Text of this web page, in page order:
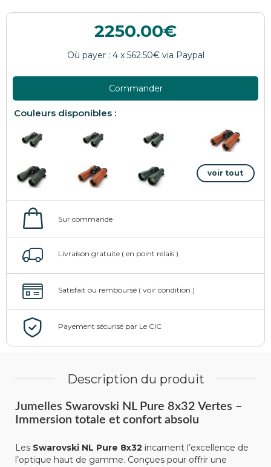
2250.00
Commander
Description du produit
Jumelles Swarovski NL Pure 8x32 Vertes –
Immersion totale et confort absolu
Les Swarovski NL Pure 8x32 incarnent l’excellence de
l’optique haut de gamme. Conçues pour offrir une